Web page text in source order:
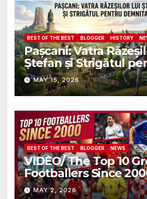
BEST OF THE BEST BLOGGER HISTORY
Pașcani: Vatra
Ștefan și Strigătul
Demnitate în Fața
Amalgamării
MAY 15, 2026
BEST OF THE BEST BLOGGER NEWS
VIDEO/ The Top 10
Footballers Since
Is Number One
MAY 2, 2026